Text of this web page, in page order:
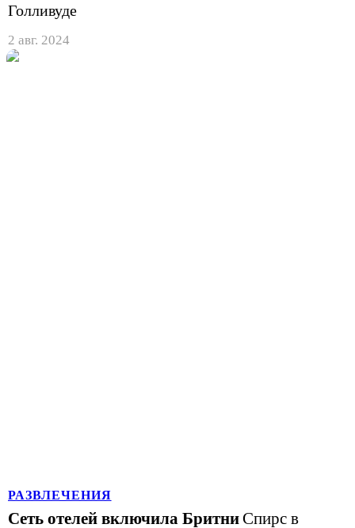
Голливуде
2 авг. 2024
РАЗВЛЕЧЕНИЯ
Сеть отелей включила БритниСпирс в